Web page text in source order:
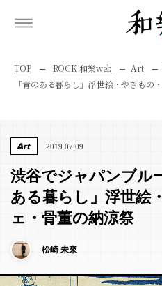
TOP ROCK 和樂web Art
「青のある暮らし」浮世絵・やきもの
Art 2019.07.09
渋谷でジャパンブル
ある暮らし」浮世絵
ェ・骨董の納涼祭
松崎 未來